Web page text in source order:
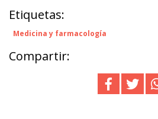
Etiquetas:
Medicina y farmacología
Compartir: